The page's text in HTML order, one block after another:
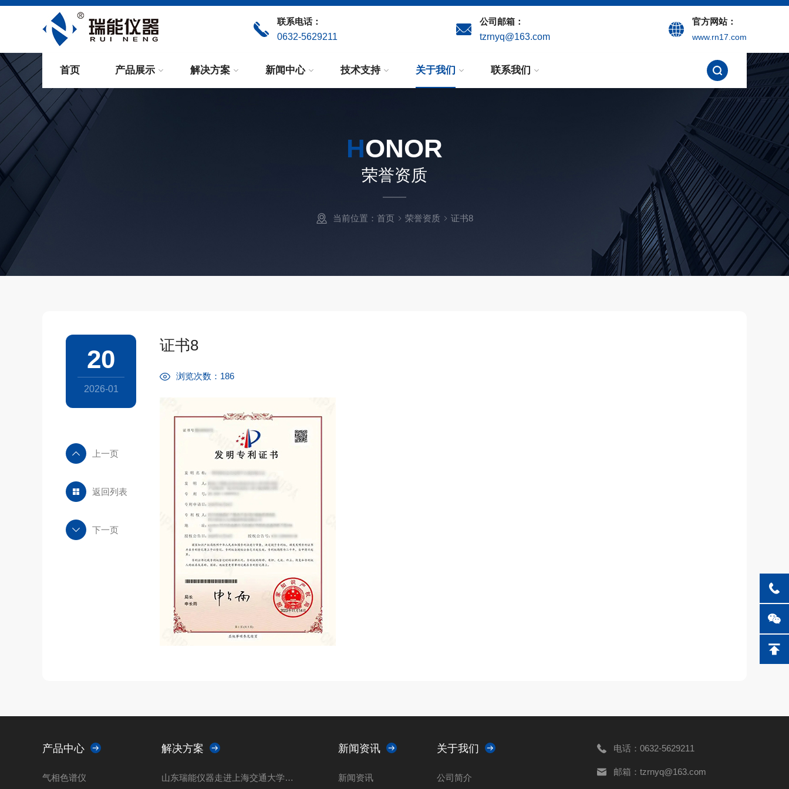
联系电话：
0632-5629211
公司邮箱：
tzrnyq@163.com
官方网站：
www.rn17.com
首页 产品展示 解决方案 新闻中心 技术支持 关于我们 联系我们
HONOR
荣誉资质
当前位置： 首页 荣誉资质 证书8
证书8
浏览次数：186
20
2026-01
上一页
返回列表
下一页
产品中心
气相色谱仪
解决方案
山东瑞能仪器走进上海交通大学共推光催化 科技创新解决方案
新闻资讯
新闻资讯
关于我们
公司简介
电话：0632-5629211
邮箱：tzrnyq@163.com